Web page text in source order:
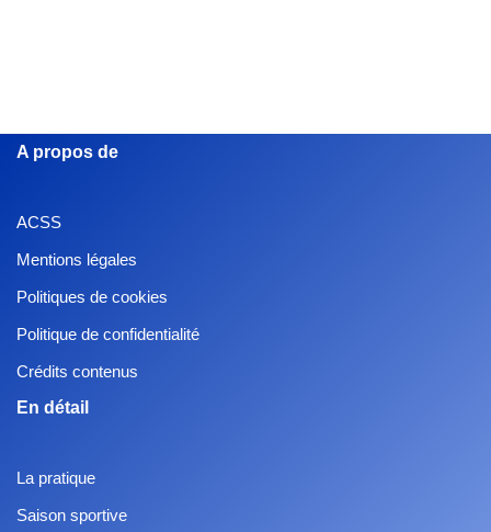
A propos de
ACSS
Mentions légales
Politiques de cookies
Politique de confidentialité
Crédits contenus
En détail
La pratique
Saison sportive